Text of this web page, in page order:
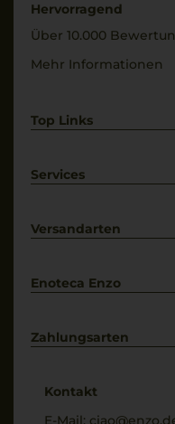
Hervorragend
Über 10.000
Mehr Informationen
Top Links
Weißwein
Services
Kontakt
Versandarten
Enoteca Enzo
Bewertungs-
Zahlungsarten
Kontakt
E-Mail: